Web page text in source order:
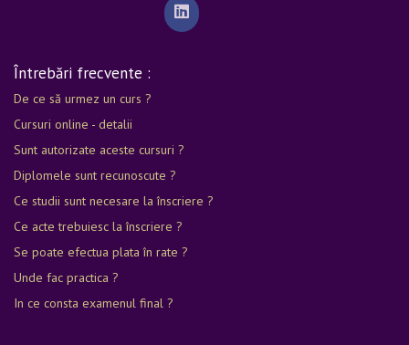
Întrebări frecvente :
De ce să urmez un curs ?
Cursuri online - detalii
Sunt autorizate aceste cursuri ?
Diplomele sunt recunoscute ?
Ce studii sunt necesare la înscriere ?
Ce acte trebuiesc la înscriere ?
Se poate efectua plata în rate ?
Unde fac practica ?
In ce consta examenul final ?